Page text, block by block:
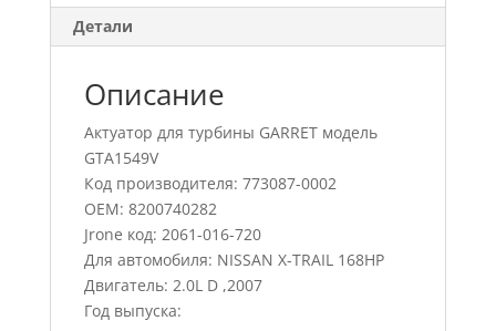
Детали
Описание
Актуатор для турбины GARRET модель
GTA1549V
Код производителя: 773087-0002
OEM: 8200740282
Jrone код: 2061-016-720
Для автомобиля: NISSAN X-TRAIL 168HP
Двигатель: 2.0L D ,2007
Год выпуска: